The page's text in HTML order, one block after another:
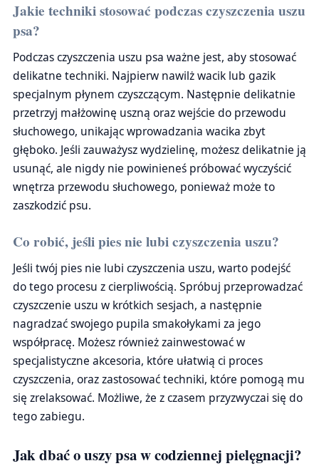
Jakie techniki stosować podczas czyszczenia uszu
psa?
Podczas czyszczenia uszu psa ważne jest, aby stosować
delikatne techniki. Najpierw nawilż wacik lub gazik
specjalnym płynem czyszczącym. Następnie delikatnie
przetrzyj małżowinę uszną oraz wejście do przewodu
słuchowego, unikając wprowadzania wacika zbyt
głęboko. Jeśli zauważysz wydzielinę, możesz delikatnie ją
usunąć, ale nigdy nie powinieneś próbować wyczyścić
wnętrza przewodu słuchowego, ponieważ może to
zaszkodzić psu.
Co robić, jeśli pies nie lubi czyszczenia uszu?
Jeśli twój pies nie lubi czyszczenia uszu, warto podejść
do tego procesu z cierpliwością. Spróbuj przeprowadzać
czyszczenie uszu w krótkich sesjach, a następnie
nagradzać swojego pupila smakołykami za jego
współpracę. Możesz również zainwestować w
specjalistyczne akcesoria, które ułatwią ci proces
czyszczenia, oraz zastosować techniki, które pomogą mu
się zrelaksować. Możliwe, że z czasem przyzwyczai się do
tego zabiegu.
Jak dbać o uszy psa w codziennej pielęgnacji?